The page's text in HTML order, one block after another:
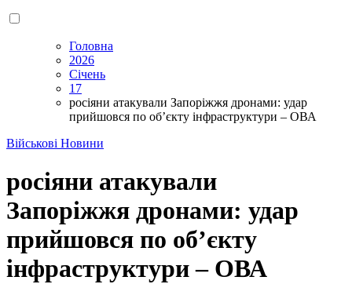
Головна
2026
Січень
17
росіяни атакували Запоріжжя дронами: удар
прийшовся по об’єкту інфраструктури – ОВА
Військові Новини
росіяни атакували
Запоріжжя дронами: удар
прийшовся по об’єкту
інфраструктури – ОВА